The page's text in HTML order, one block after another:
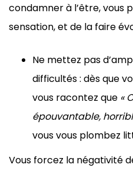
condamner à l’être,
sensation, et de la faire
Ne mettez pas
difficultés : dès que
vous racontez que «
épouvantable,
vous vous plombez
Vous forcez la négativité